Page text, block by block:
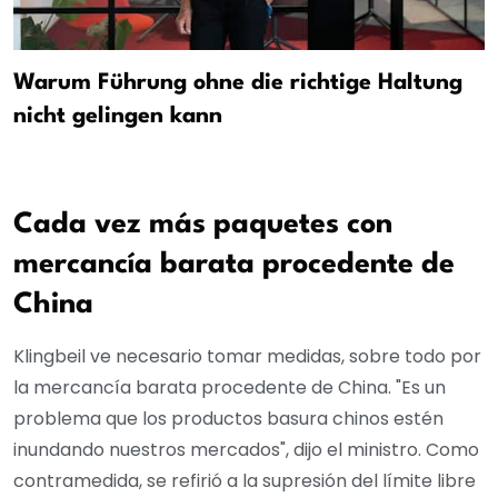
Warum Führung ohne die richtige Haltung
nicht gelingen kann
Cada vez más paquetes con
mercancía barata procedente de
China
Klingbeil ve necesario tomar medidas, sobre todo por
la mercancía barata procedente de China. "Es un
problema que los productos basura chinos estén
inundando nuestros mercados", dijo el ministro. Como
contramedida, se refirió a la supresión del límite libre